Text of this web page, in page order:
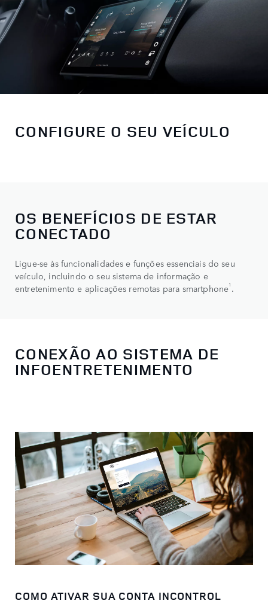
CONFIGURE O SEU VEÍCULO
OS BENEFÍCIOS DE ESTAR
CONECTADO
Ligue-se às funcionalidades e funções essenciais do seu
veículo, incluindo o seu sistema de informação e
entretenimento e aplicações remotas para smartphone1 .
CONEXÃO AO SISTEMA DE
INFOENTRETENIMENTO
COMO ATIVAR SUA CONTA INCONTROL